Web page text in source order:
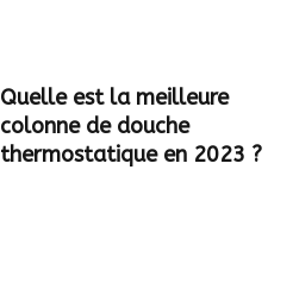
Quelle est la meilleure
colonne de douche
thermostatique en 2023 ?